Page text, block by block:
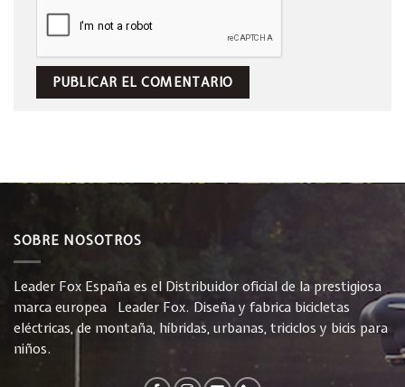
SOBRE NOSOTROS
Leader Fox España es el Distribuidor oficial de la prestigiosa
marca europea Leader Fox. Diseña y fabrica bicicletas
eléctricas, de montaña, híbridas, urbanas, triciclos y bicis para
niños.